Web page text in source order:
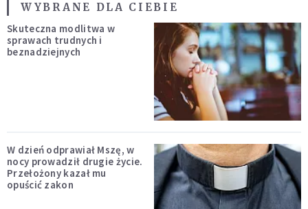
WYBRANE DLA CIEBIE
Skuteczna modlitwa w
sprawach trudnych i
beznadziejnych
W dzień odprawiał Mszę, w
nocy prowadził drugie życie.
Przełożony kazał mu
opuścić zakon